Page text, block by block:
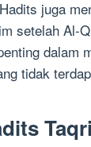
juga
setelah Al-
dalam
tidak